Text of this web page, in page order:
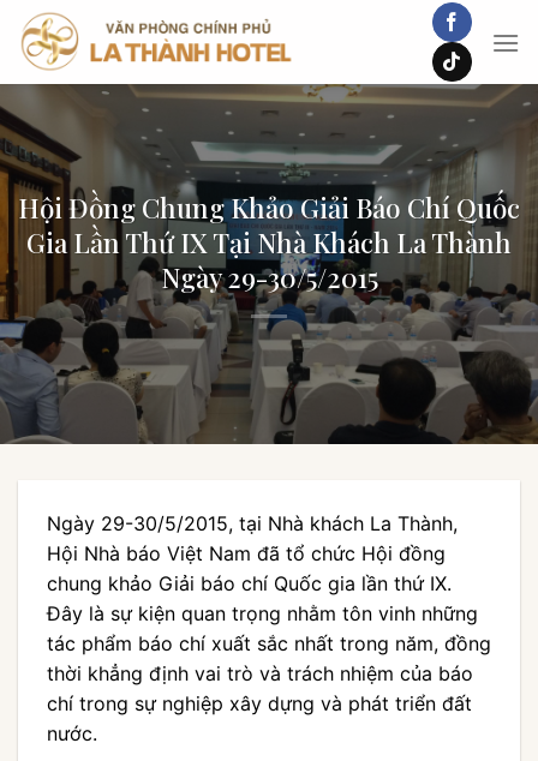
Chuyển
đến
dung
Hội Đồng Chung Khảo Giải Báo Chí Quốc
Gia Lần Thứ IX Tại Nhà Khách La Thành
Ngày 29-30/5/2015
Ngày 29-30/5/2015, tại Nhà khách La Thành,
Hội Nhà báo Việt Nam đã tổ chức Hội đồng
chung khảo Giải báo chí Quốc gia lần thứ IX.
Đây là sự kiện quan trọng nhằm tôn vinh những
tác phẩm báo chí xuất sắc nhất trong năm, đồng
thời khẳng định vai trò và trách nhiệm của báo
chí trong sự nghiệp xây dựng và phát triển đất
nước.